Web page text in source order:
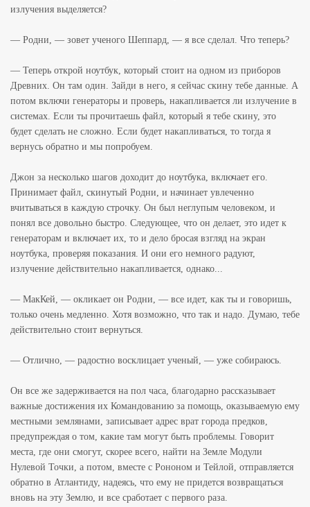
излучения выделяется?
— Родни, — зовет ученого Шеппард, — я все сделал. Что теперь?
— Теперь открой ноутбук, который стоит на одном из приборов
Древних. Он там один. Зайди в него, я сейчас скину тебе данные. А
потом включи генераторы и проверь, накапливается ли излучение в
системах. Если ты прочитаешь файл, который я тебе скину, это
будет сделать не сложно. Если будет накапливаться, то тогда я
вернусь обратно и мы попробуем.
Джон за несколько шагов доходит до ноутбука, включает его.
Принимает файл, скинутый Родни, и начинает увлеченно
вчитываться в каждую строчку. Он был неглупым человеком, и
понял все довольно быстро. Следующее, что он делает, это идет к
генераторам и включает их, то и дело бросая взгляд на экран
ноутбука, проверяя показания. И они его немного радуют,
излучение действительно накапливается, однако...
— МакКей, — окликает он Родни, — все идет, как ты и говоришь,
только очень медленно. Хотя возможно, что так и надо. Думаю, тебе
действительно стоит вернуться.
— Отлично, — радостно восклицает ученый, — уже собираюсь.
Он все же задерживается на пол часа, благодарно рассказывает
важные достижения их Командованию за помощь, оказываемую ему
местными землянами, записывает адрес врат города предков,
предупреждая о том, какие там могут быть проблемы. Говорит
места, где они смогут, скорее всего, найти на Земле Модули
Нулевой Точки, а потом, вместе с Рононом и Тейлой, отправляется
обратно в Атлантиду, надеясь, что ему не придется возвращаться
вновь на эту Землю, и все сработает с первого раза.